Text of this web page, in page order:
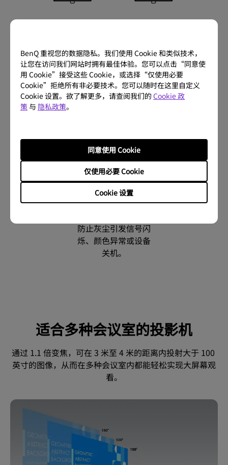
BenQ 重视您的数据隐私。我们使用 Cookie 和类似技术，
让您在访问我们网站时拥有最佳体验。您可以点击“同意使
用 Cookie”接受这些 Cookie，或选择“仅使用必要
Cookie”拒绝所有非必要技术。您可以随时在这里自定义
Cookie 设置。欲了解更多，请查阅我们的 Cookie 政
策 与 隐私政策。
Cookie 设置
仅使用必要 Cookie
同意使用 Cookie
DLP 技术提供了同类
产品中较高的填充系
数，较好地减少了每
个像素周围的黑色边
框，使文本和图像更
加清晰细腻。
工业级 DLP 技术减缓
色衰速度，实现长效
耐久的好画质。
整机防尘
防止灰尘引发信号闪
烁、颜色异常或设备
关机。
适合多种会议室的投影机
通过 1.1 倍变焦，可在 3 米至 4 米的距离内投射大于 100
英寸的图像，从而在多种会议室内都能轻松实现大屏幕观
看。